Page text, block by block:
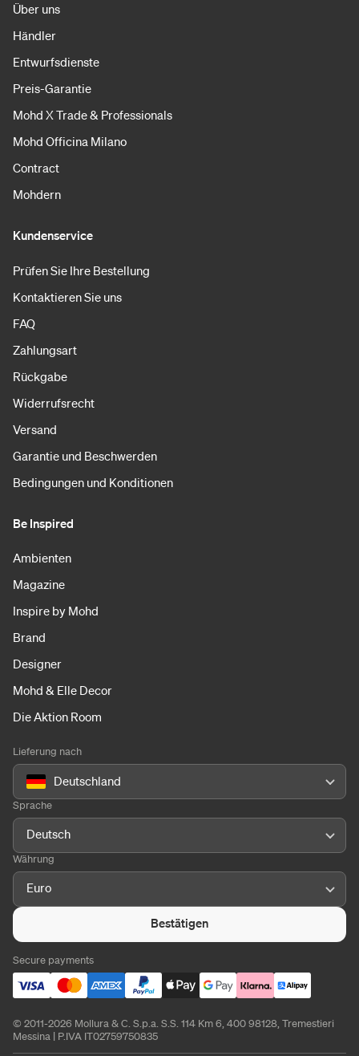
Über uns
Händler
Entwurfsdienste
Preis-Garantie
Mohd X Trade & Professionals
Mohd Officina Milano
Contract
Mohdern
Kundenservice
Prüfen Sie Ihre Bestellung
Kontaktieren Sie uns
FAQ
Zahlungsart
Rückgabe
Widerrufsrecht
Versand
Garantie und Beschwerden
Bedingungen und Konditionen
Be Inspired
Ambienten
Magazine
Inspire by Mohd
Brand
Designer
Mohd & Elle Decor
Die Aktion Room
Lieferung nach
Deutschland
Sprache
Deutsch
Währung
Euro
Bestätigen
Secure payments
© 2011-2026 Mollura & C. S.p.a. S.S. 114 Km 6, 400 98128, Tremestieri
Messina | P.IVA IT02759750835